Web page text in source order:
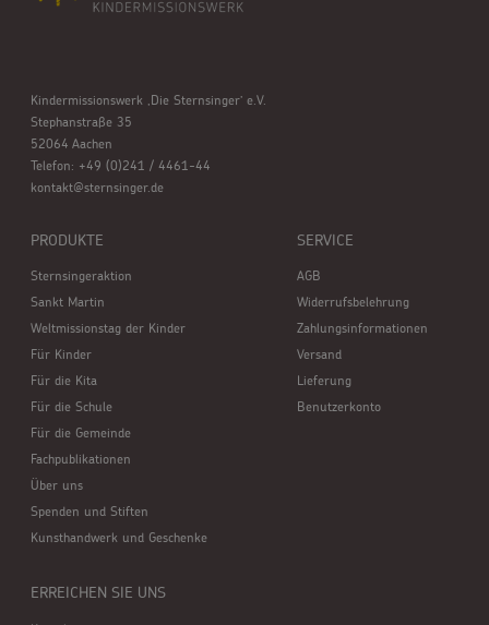
Kindermissionswerk ,Die Sternsinger’ e.V.
Stephanstraße 35
52064 Aachen
Telefon: +49 (0)241 / 4461-44
kontakt@sternsinger.de
PRODUKTE
Sternsingeraktion
Sankt Martin
Weltmissionstag der Kinder
Für Kinder
Für die Kita
Für die Schule
Für die Gemeinde
Fachpublikationen
Über uns
Spenden und Stiften
Kunsthandwerk und Geschenke
SERVICE
AGB
Widerrufsbelehrung
Zahlungsinformationen
Versand
Lieferung
Benutzerkonto
ERREICHEN SIE UNS